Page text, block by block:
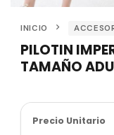
INICIO
PILOTIN
TAMAÑO
Precio Unitario